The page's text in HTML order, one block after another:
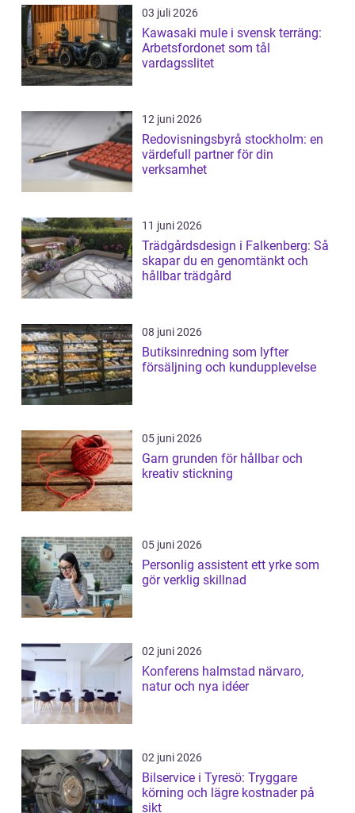
03 juli 2026
Kawasaki mule i svensk terräng:
Arbetsfordonet som tål
vardagsslitet
12 juni 2026
Redovisningsbyrå stockholm: en
värdefull partner för din
verksamhet
11 juni 2026
Trädgårdsdesign i Falkenberg: Så
skapar du en genomtänkt och
hållbar trädgård
08 juni 2026
Butiksinredning som lyfter
försäljning och kundupplevelse
05 juni 2026
Garn grunden för hållbar och
kreativ stickning
05 juni 2026
Personlig assistent ett yrke som
gör verklig skillnad
02 juni 2026
Konferens halmstad närvaro,
natur och nya idéer
02 juni 2026
Bilservice i Tyresö: Tryggare
körning och lägre kostnader på
sikt